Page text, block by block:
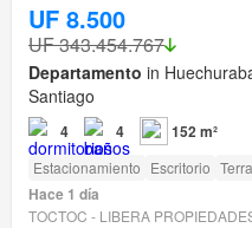
UF 8.500
UF 343.454.767
Departamento in
Santiago
4 4 152 m²
Estacionamiento Escritorio
Hace 1 día
TOCTOC - LIBERA